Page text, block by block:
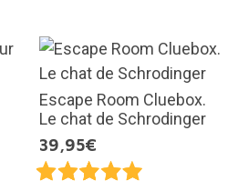
Escape Room Cluebox.
Le chat de Schrodinger
39,95€